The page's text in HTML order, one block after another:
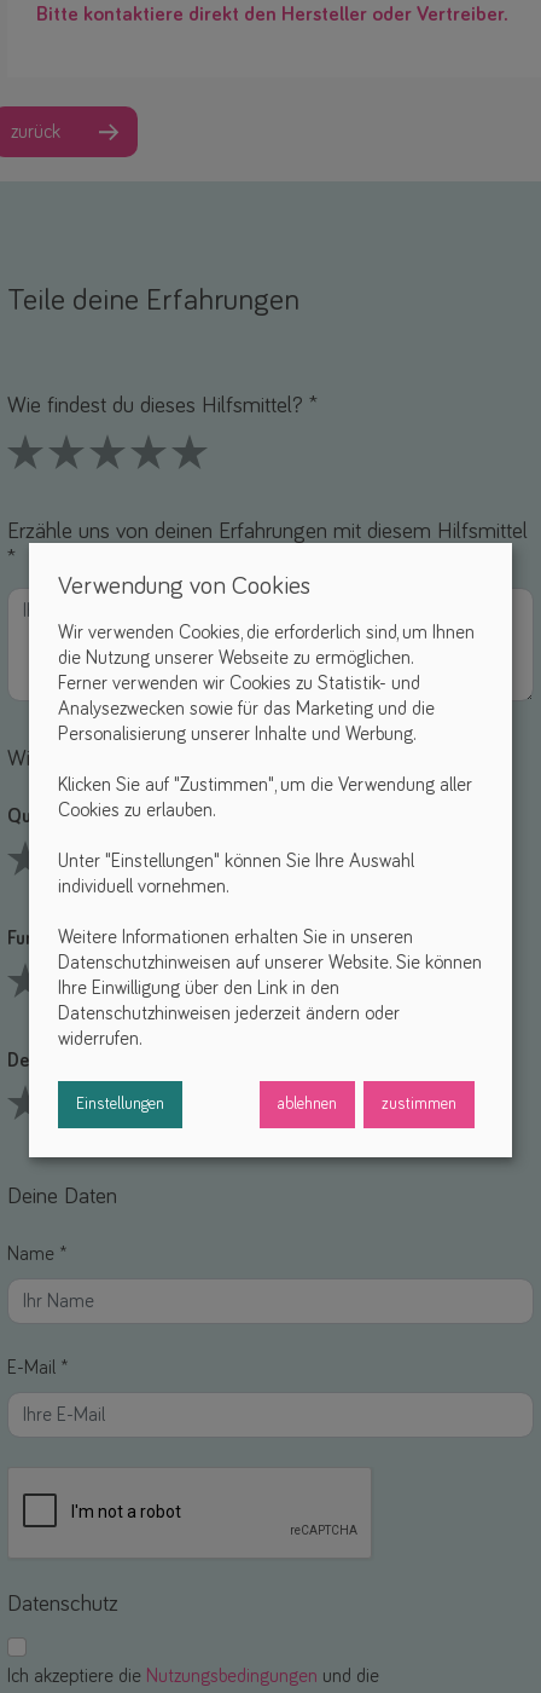
Bitte kontaktiere direkt den Hersteller oder Vertreiber.
zurück
Teile deine Erfahrungen
Wie findest du dieses Hilfsmittel? *
Erzähle uns von deinen Erfahrungen mit diesem Hilfsmittel
*
Wie bewertest du die einzelnen Punkte?
Qualität *
2 Stars3 Stars4 Stars5 Stars
Funktionalität *
2 Stars3 Stars4 Stars5 Stars
Design *
2 Stars3 Stars4 Stars5 Stars
Deine Daten
Name *
E-Mail *
Datenschutz
Ich akzeptiere die Nutzungsbedingungen und die
Verwendung von Cookies
Wir verwenden Cookies, die erforderlich sind, um Ihnen
die Nutzung unserer Webseite zu ermöglichen.
Ferner verwenden wir Cookies zu Statistik- und
Analysezwecken sowie für das Marketing und die
Personalisierung unserer Inhalte und Werbung.
Klicken Sie auf "Zustimmen", um die Verwendung aller
Cookies zu erlauben.
Unter "Einstellungen" können Sie Ihre Auswahl
individuell vornehmen.
Weitere Informationen erhalten Sie in unseren
Datenschutzhinweisen auf unserer Website. Sie können
Ihre Einwilligung über den Link in den
Datenschutzhinweisen jederzeit ändern oder
widerrufen.
Einstellungen ablehnen zustimmen